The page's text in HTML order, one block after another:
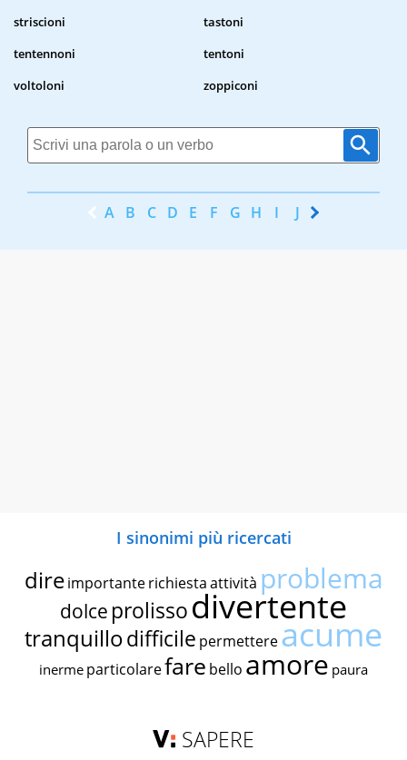
striscioni
tastoni
tentennoni
tentoni
voltoloni
zoppiconi
A B C D E F G H I J K
I sinonimi più ricercati
dire importante richiestaattività problema
dolce prolissodivertente
tranquillodifficile permettereacume
inerme particolarefare bello amore paura
SAPERE